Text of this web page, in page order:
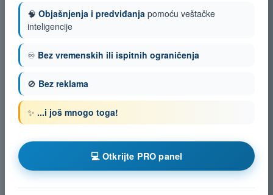
🧠 Objašnjenja i predviđanja pomoću veštačke
inteligencije
♾️ Bez vremenskih ili ispitnih ograničenja
🚫 Bez reklama
✨ ...i još mnogo toga!
💻 Otkrijte PRO panel